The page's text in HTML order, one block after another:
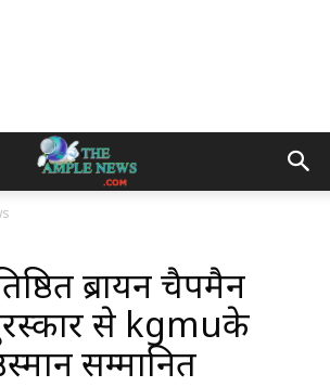
ब्रायन चैपमैन
पुरस्कार से kgmuके
सम्मानित